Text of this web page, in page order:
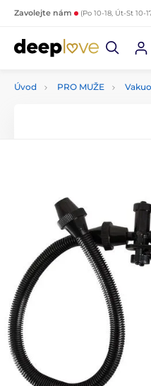
Zavolejte nám (Po 10-18, Út-St 10-
Úvod PRO MUŽE